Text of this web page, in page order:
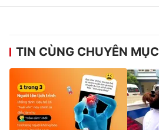
TIN CÙNG CHUYÊN MỤC